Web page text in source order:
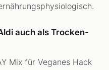
auch als Trocken-
Mix für Veganes Hack